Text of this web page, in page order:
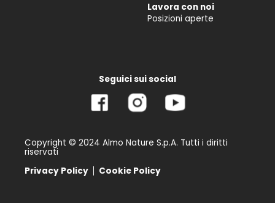
Lavora con noi
Posizioni aperte
Seguici sui social
Copyright © 2024 Almo Nature S.p.A. Tutti i diritti
riservati
Privacy Policy
Cookie Policy